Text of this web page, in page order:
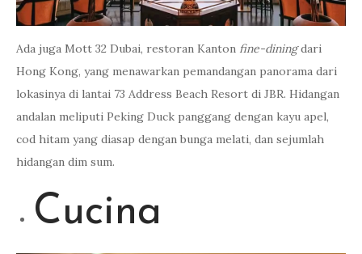
Ada juga Mott 32 Dubai, restoran Kanton fine-diningdari
Hong Kong, yang menawarkan pemandangan panorama dari
lokasinya di lantai 73 Address Beach Resort di JBR. Hidangan
andalan meliputi Peking Duck panggang dengan kayu apel,
cod hitam yang diasap dengan bunga melati, dan sejumlah
hidangan dim sum.
Cucina